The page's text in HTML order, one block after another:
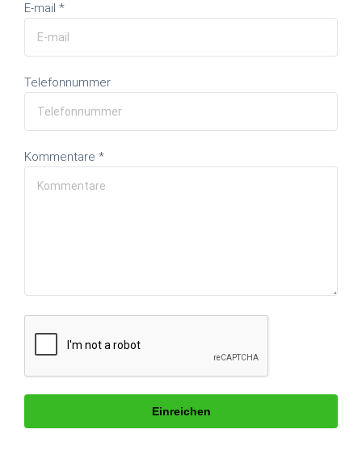
E-mail *
Telefonnummer
Kommentare *